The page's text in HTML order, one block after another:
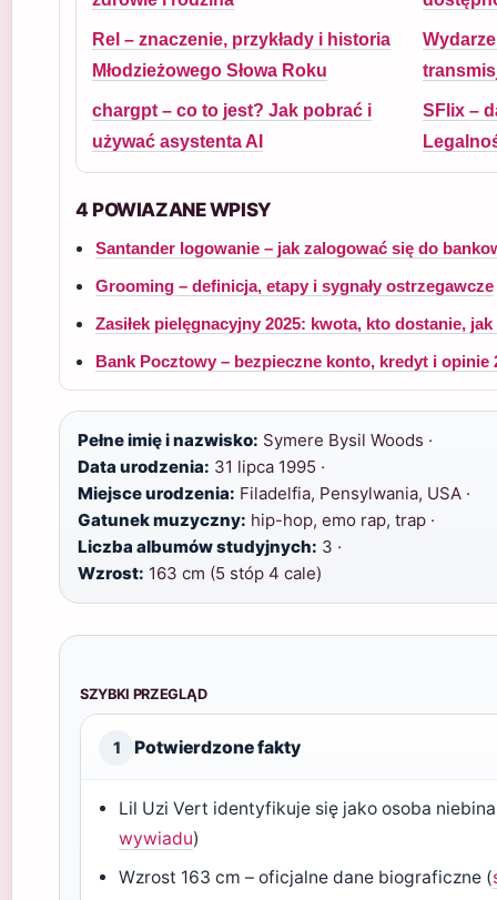
Rel – znaczenie, przykłady i historia
Młodzieżowego Słowa Roku
chargpt – co to jest? Jak pobrać i
używać asystenta AI
SFlix –
4 POWIAZANE WPISY
Santander logowanie – jak zalogować się do
Grooming – definicja, etapy i sygnały ostrzegawcze
Zasiłek pielęgnacyjny 2025: kwota, kto dostanie,
Bank Pocztowy – bezpieczne konto, kredyt i opinie
Pełne imię i nazwisko: Symere Bysil Woods ·
Data urodzenia: 31 lipca 1995 ·
Miejsce urodzenia: Filadelfia, Pensylwania, USA ·
Gatunek muzyczny: hip-hop, emo rap, trap ·
Liczba albumów studyjnych: 3 ·
Wzrost: 163 cm (5 stóp 4 cale)
SZYBKI PRZEGLĄD
1 Potwierdzone fakty
Lil Uzi Vert identyfikuje się jako osoba
wywiadu)
Wzrost 163 cm – oficjalne dane biograficzne (